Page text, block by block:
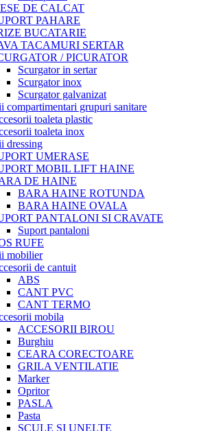
DE CALCAT
PAHARE
BUCATARIE
TACAMURI SERTAR
/ PICURATOR
Scurgator in sertar
Scurgator inox
Scurgator galvanizat
compartimentari grupuri sanitare
toaleta plastic
toaleta inox
dressing
UMERASE
MOBIL LIFT HAINE
DE HAINE
BARA HAINE ROTUNDA
BARA HAINE OVALA
PANTALONI SI CRAVATE
Suport pantaloni
RUFE
mobilier
de cantuit
ABS
CANT PVC
CANT TERMO
mobila
ACCESORII BIROU
Burghiu
CEARA CORECTOARE
GRILA VENTILATIE
Marker
Opritor
PASLA
Pasta
SCULE SI UNELTE